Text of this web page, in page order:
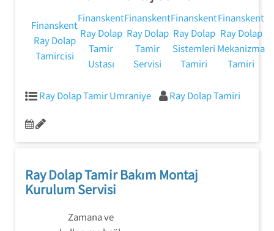
vermek.
Finanskent
Ray Dolap
Tamircisi
Finanskent
Ray Dolap
Tamir
Ustası
Finanskent
Ray Dolap
Tamir
Servisi
Finanskent
Ray Dolap
Sistemleri
Tamiri
Finanskent
Ray Dolap
Mekanizma
Tamiri
Ray Dolap Tamir Umraniye Ray Dolap Tamiri
Ray Dolap Tamir Bakım Montaj
Kurulum Servisi
Zamana ve